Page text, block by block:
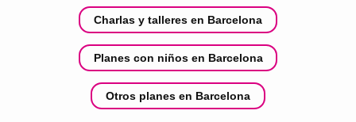
Charlas y talleres en Barcelona
Planes con niños en Barcelona
Otros planes en Barcelona